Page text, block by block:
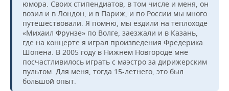
юмора. Своих стипендиатов, в том числе и меня, он
возил и в Лондон, и в Париж, и по России мы много
путешествовали. Я помню, мы ездили на теплоходе
«Михаил Фрунзе» по Волге, заезжали и в Казань,
где на концерте я играл произведения Фредерика
Шопена. В 2005 году в Нижнем Новгороде мне
посчастливилось играть с маэстро за дирижерским
пультом. Для меня, тогда 15-летнего, это был
большой опыт.